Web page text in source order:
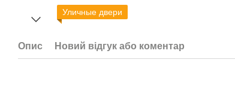
Уличные двери
Опис Новий відгук або коментар